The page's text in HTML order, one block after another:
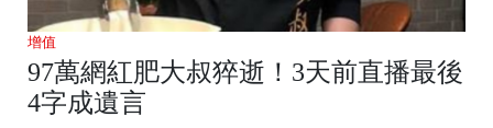
增值
97萬網紅肥大叔猝逝！3天前直播最後
4字成遺言